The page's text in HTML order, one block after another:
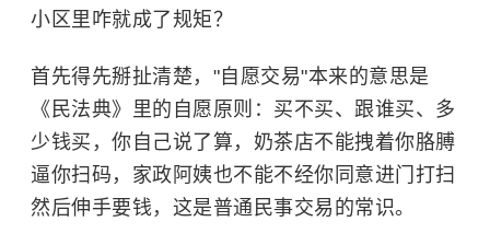
小区里咋就成了规矩？
首先得先掰扯清楚，"自愿交易"本来的意思是
《民法典》里的自愿原则：买不买、跟谁买、多
少钱买，你自己说了算，奶茶店不能拽着你胳膊
逼你扫码，家政阿姨也不能不经你同意进门打扫
然后伸手要钱，这是普通民事交易的常识。